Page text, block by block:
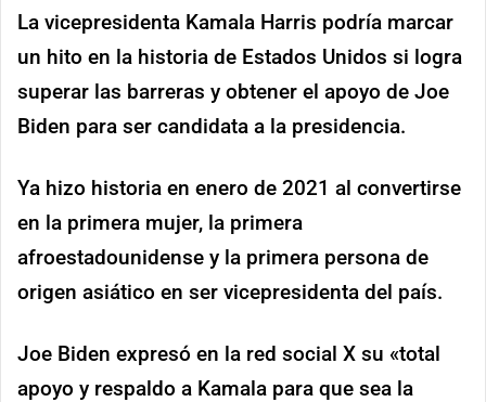
La vicepresidenta Kamala Harris podría marcar
un hito en la historia de Estados Unidos si logra
superar las barreras y obtener el apoyo de Joe
Biden para ser candidata a la presidencia.
Ya hizo historia en enero de 2021 al convertirse
en la primera mujer, la primera
afroestadounidense y la primera persona de
origen asiático en ser vicepresidenta del país.
Joe Biden expresó en la red social X su «total
apoyo y respaldo a Kamala para que sea la